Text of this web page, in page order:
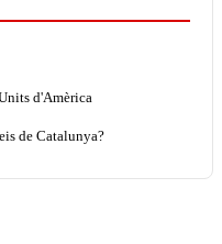
d'Amèrica
de Catalunya?